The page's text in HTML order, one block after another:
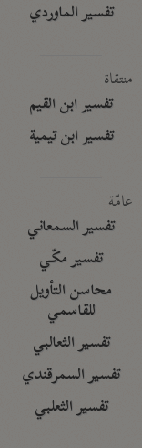
تفسير الماوردي
منتقاة
تفسير ابن القيم
تفسير ابن تيمية
عامّة
تفسير السمعاني
تفسير مكّي
محاسن التأويل
للقاسمي
تفسير الثعالبي
تفسير السمرقندي
تفسير الثعلبي